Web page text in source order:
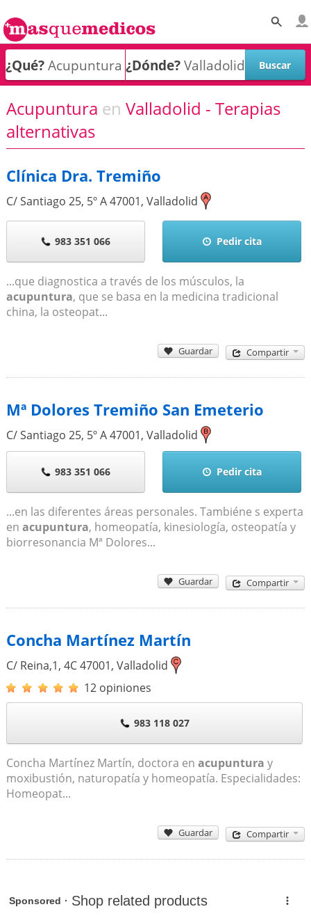
¿Qué? ¿Dónde?
Acupuntura en Valladolid - Terapias
alternativas
Clínica Dra. Tremiño
C/ Santiago 25, 5º A47001, Valladolid
983 351 066 Pedir cita
...que diagnostica a través de los músculos, la
acupuntura, que se basa en la medicina tradicional
china, la osteopat...
Guardar Compartir
Mª Dolores Tremiño San Emeterio
C/ Santiago 25, 5º A47001, Valladolid
983 351 066 Pedir cita
...en las diferentes áreas personales. Tambiéne s experta
en acupuntura, homeopatía, kinesiología, osteopatía y
biorresonancia Mª Dolores...
Guardar Compartir
Concha Martínez Martín
C/ Reina,1, 4C47001, Valladolid
12 opiniones
983 118 027
Concha Martínez Martín, doctora en acupuntura y
moxibustión, naturopatía y homeopatía. Especialidades:
Homeopat...
Guardar Compartir